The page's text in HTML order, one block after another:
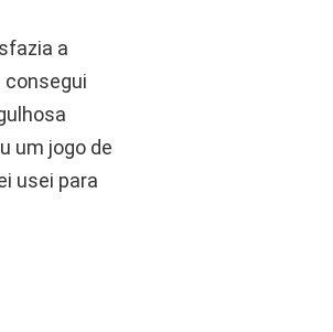
a
consegui
um jogo de
usei para